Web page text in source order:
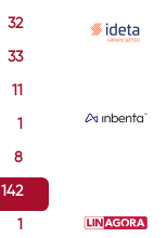
32
33
11
1
8
142
1